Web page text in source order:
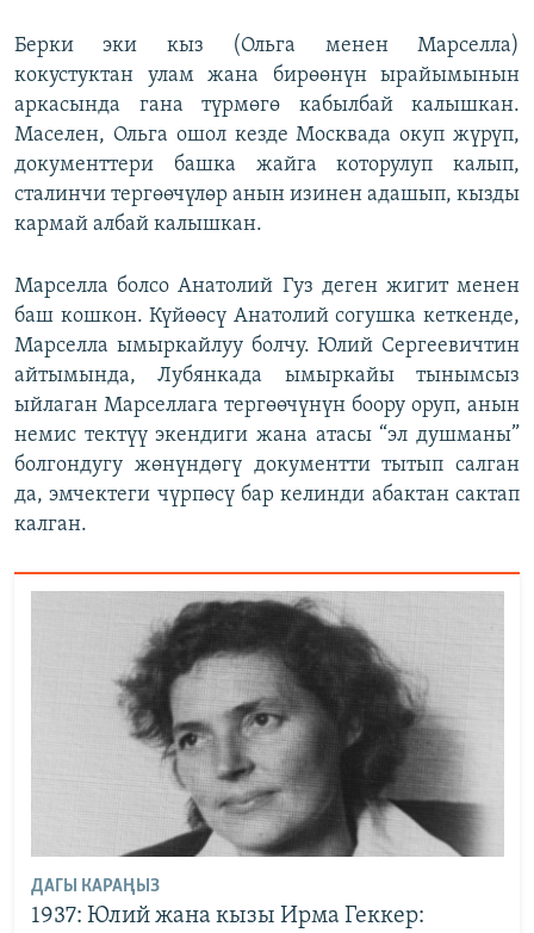
Берки эки кыз (Ольга менен Марселла)
кокустуктан улам жана бирөөнүн ырайымынын
аркасында гана түрмөгө кабылбай калышкан.
Маселен, Ольга ошол кезде Москвада окуп жүрүп,
документтери башка жайга которулуп калып,
сталинчи тергөөчүлөр анын изинен адашып, кызды
кармай албай калышкан.
Марселла болсо Анатолий Гуз деген жигит менен
баш кошкон. Күйөөсү Анатолий согушка кеткенде,
Марселла ымыркайлуу болчу. Юлий Сергеевичтин
айтымында, Лубянкада ымыркайы тынымсыз
ыйлаган Марселлага тергөөчүнүн боору оруп, анын
немис тектүү экендиги жана атасы “эл душманы”
болгондугу жөнүндөгү документти тытып салган
да, эмчектеги чүрпөсү бар келинди абактан сактап
калган.
ДАГЫ КАРАҢЫЗ
1937: Юлий жана кызы Ирма Геккер: